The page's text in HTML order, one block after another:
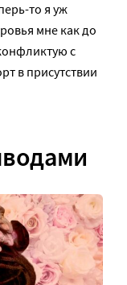
то я уж
мне как до
с
в присутствии